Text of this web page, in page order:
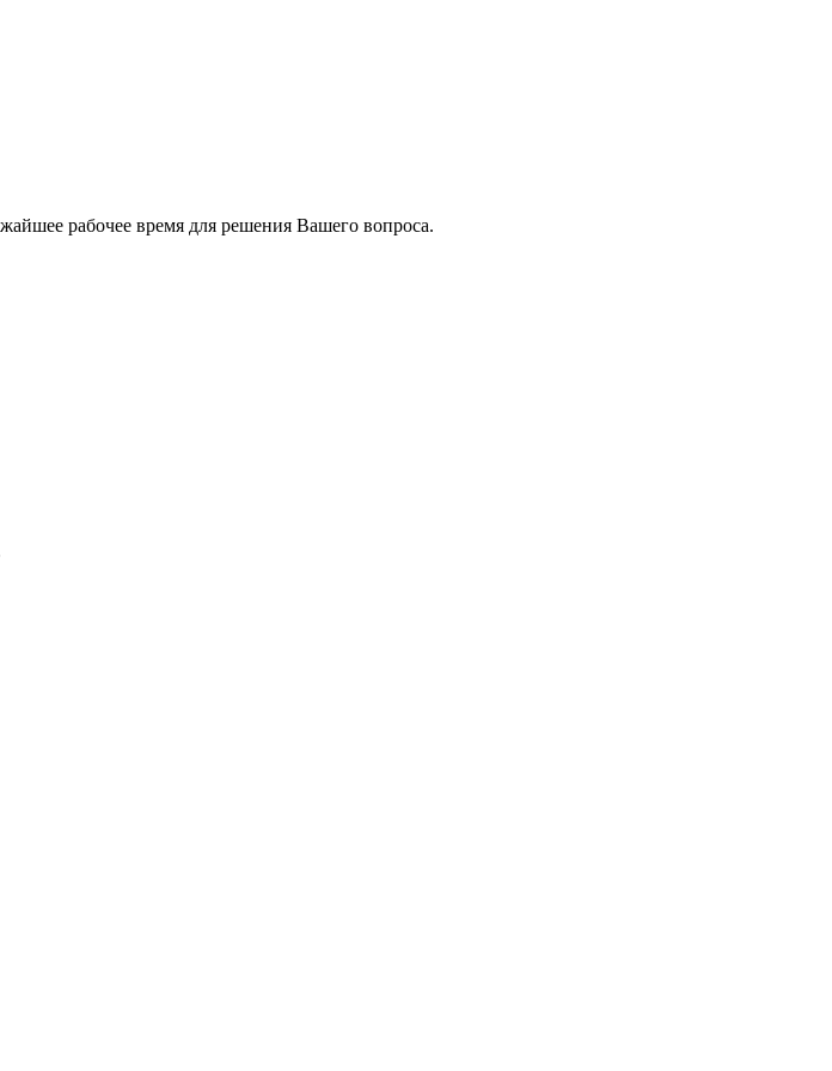
рабочее время для решения Вашего вопроса.